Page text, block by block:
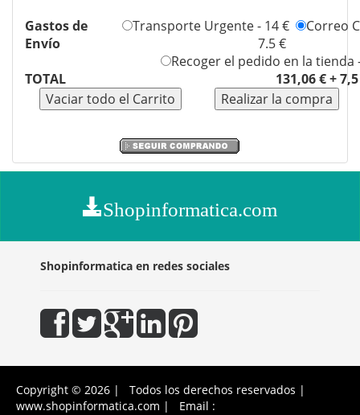
Gastos de
Envío
Transporte Urgente - 14 €
Correo
7.5 €
Recoger el pedido en la tienda
TOTAL
131,06 € +
Shopinformatica.com
Shopinformatica en redes sociales
Copyright © 2026 | Todos los derechos reservados |
www.shopinformatica.com | Email :